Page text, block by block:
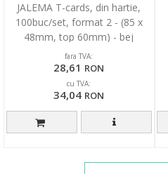
JALEMA T-cards, din hartie,
100buc/set, format 2 - (85 x
48mm, top 60mm) - bej
fara TVA:
28,61 RON
cu TVA:
34,04 RON